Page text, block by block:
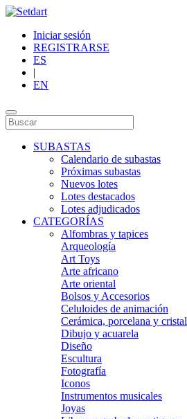
Iniciar sesión
REGISTRARSE
ES
|
EN
SUBASTAS
Calendario de subastas
Próximas subastas
Nuevos lotes
Lotes destacados
Lotes adjudicados
CATEGORÍAS
Alfombras y tapices
Arqueología
Art Toys
Arte africano
Arte oriental
Bolsos y Accesorios
Celuloides de animación
Cerámica, porcelana y cristal
Dibujo y acuarela
Diseño
Escultura
Fotografía
Iconos
Instrumentos musicales
Joyas